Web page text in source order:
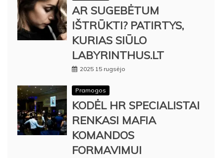
AR SUGEBĖTUM
IŠTRŪKTI? PATIRTYS,
KURIAS SIŪLO
LABYRINTHUS.LT
2025 15 rugsėjo
Pramogos
KODĖL HR SPECIALISTAI
RENKASI MAFIA
KOMANDOS
FORMAVIMUI